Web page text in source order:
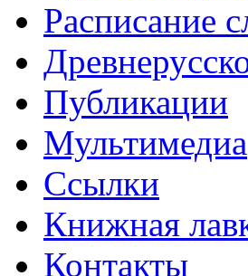
Расписание
Публикации
Мультимедиа
Ссылки
Книжная
Контакты